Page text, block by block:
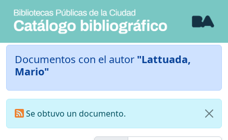
Documentos con el autor "Lattuada,
Mario"
Se obtuvo un documento.